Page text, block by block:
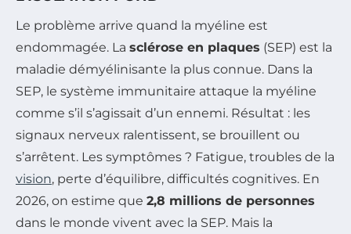
Le problème arrive quand la myéline est
endommagée. La sclérose en plaques (SEP) est la
maladie démyélinisante la plus connue. Dans la
SEP, le système immunitaire attaque la myéline
comme s’il s’agissait d’un ennemi. Résultat : les
signaux nerveux ralentissent, se brouillent ou
s’arrêtent. Les symptômes ? Fatigue, troubles de la
vision, perte d’équilibre, difficultés cognitives. En
2026, on estime que 2,8 millions de personnes
dans le monde vivent avec la SEP. Mais la